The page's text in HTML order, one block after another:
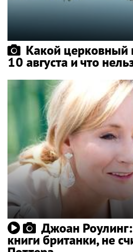
Какой церковный
10 августа и что
Джоан
книги британки, не